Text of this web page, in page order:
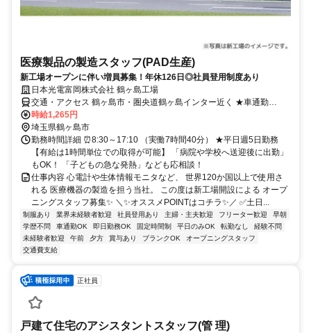
医療製品の製造スタッフ(PAD生産)
新工場オープンに伴い増員募集！年休126日◎社員登用制度あり
日本光電富岡株式会社 鶴ヶ島工場
交通・アクセス 鶴ヶ島市・圏央道鶴ヶ島インター近く ★車通勤
OK（駐車場完備）
時給1,265円
埼玉県鶴ヶ島市
勤務時間詳細 ⏰8:30～17:10 （実働7時間40分） ★平日週5日勤務
【有給は1時間単位での取得が可能】 「病院や学校へ送迎後に出勤」
もOK！ 「子どもの急な発熱」なども応相談！
仕事内容 心電計や生体情報モニタなど、 世界120か国以上で使用さ
れる 医療機器の製造を担う当社。 この度は新工場開設による オープ
ニングスタッフ募集✨ ＼✨オススメPOINTはコチラ✨／ ✅土日...
制服あり 業界未経験者歓迎 社員登用あり 主婦・主夫歓迎 フリーター歓迎
早朝
学歴不問
車通勤OK 即日勤務OK 固定時間制 平日のみOK 転勤なし
経験不問
未経験者歓迎
午前 夕方 賞与あり ブランクOK
オープニングスタッフ
交通費支給
正社員
戸建て住宅のアシスタントスタッフ(管 理)